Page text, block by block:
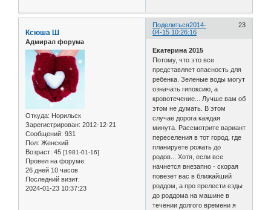
Поделиться 23
2014-
04-15 10:26:16
Ксюша Ш
Адмирал форума
Откуда: Норильск
Зарегистрирован: 2012-12-21
Сообщений: 931
Пол: Женский
Возраст: 45 [1981-01-16]
Провел на форуме:
26 дней 10 часов
Последний визит:
2024-01-23 10:37:23
Екатерина 2015
Потому, что это все
представляет опасность для
ребенка. Зеленые воды могут
означать гипоксию, а
кровотечение... Лучше вам об
этом не думать. В этом
случае дорога каждая
минута. Рассмотрите вариант
переселения в тот город, где
планируете рожать до
родов... Хотя, если все
начнется внезапно - скорая
повезет вас в ближайший
роддом, а про прелести езды
до роддома на машине в
течении долгого времени я